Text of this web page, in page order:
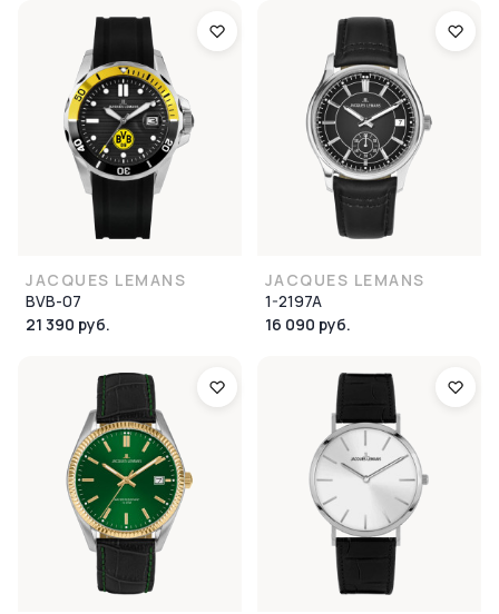
JACQUES LEMANS
BVB-07
21 390 руб.
JACQUES LEMANS
1-2197A
16 090 руб.